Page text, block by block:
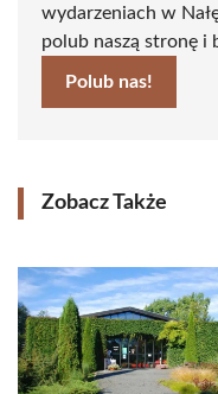
wydarzeniach w
polub naszą stronę i
Polub nas!
Zobacz Także